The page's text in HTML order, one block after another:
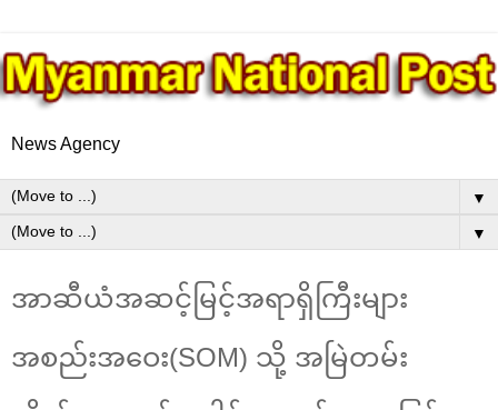
News Agency
▼
▼
အာဆီယံအဆင့်မြင့်အရာရှိကြီးများ
အစည်းအဝေး(SOM) သို့ အမြဲတမ်း